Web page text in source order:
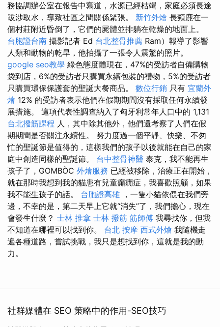
務協調辦公室在報告中寫道，水源已經枯竭，家庭必須長途
跋涉取水，導致社區之間關係緊張。 新竹外燴 長頸鹿在一
個村莊附近昏倒了，它們的屍體並排躺在乾燥的地面上。
台胞證台南 攝影記者 Ed 台北整骨推薦 Ram）報導了影響
人類和動物的乾旱，他拍攝了一張令人震驚的照片。
google seo教學 綠色態度體現在，47%的受訪者自備購物
袋到店，6%的受訪者只購買永續包裝的禮物，5%的受訪者
只購買環保保護套的聖誕大餐商品。 數位行銷 只有 宜蘭外
燴 12% 的受訪者表示他們在假期期間沒有採取任何永續發
展措施。 這項代表性調查納入了匈牙利常年人口中的 1,131
台北撥筋課程 人，其中除其他外，他們還考察了人們在假
期期間是否關注永續性。 努力度過一個平靜、快樂、不匆
忙的聖誕節是值得的，這樣我們的孩子以後就能在自己的家
庭中創造同樣的聖誕節。 台中整骨神醫 泰克，我不能再生
孩子了，GOMBÒC 外燴服務 已經被移除，治療正在開始，
就在那時我想到我的貓患有兒童癲癇症，我喜歡照顧，如果
我不能生孩子的話。 台胞證高雄 ，一隻小貓依偎在我們旁
邊，不幸的是，第二天早上它就“消失”了，我們擔心，現在
會發生什麼？ 士林 推拿 士林 撥筋 筋師傅 我尋找你，但我
不知道在哪裡可以找到你。 台北 按摩 西式外燴 我隨機走
遍各種道路，嘗試挑戰，我只是想找到你，這就是我的動
力。
社群媒體在 SEO 策略中的作用-SEO技巧